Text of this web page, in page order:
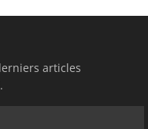
articles